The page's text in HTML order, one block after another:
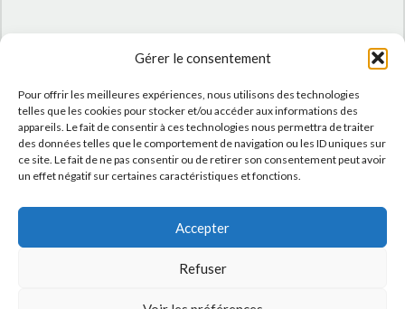
Gérer le consentement
Pour offrir les meilleures expériences, nous utilisons des technologies
telles que les cookies pour stocker et/ou accéder aux informations des
appareils. Le fait de consentir à ces technologies nous permettra de traiter
des données telles que le comportement de navigation ou les ID uniques sur
ce site. Le fait de ne pas consentir ou de retirer son consentement peut avoir
un effet négatif sur certaines caractéristiques et fonctions.
Accepter
Refuser